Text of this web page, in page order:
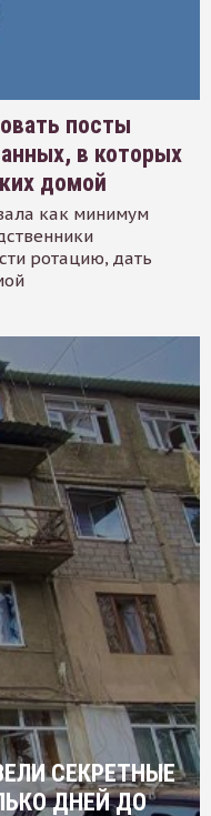
посты
в которых
домой
как минимум
ротацию, дать
СЕКРЕТНЫЕ
ДНЕЙ ДО